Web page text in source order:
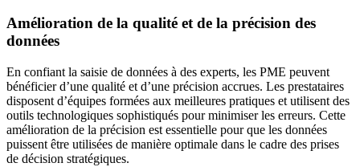
Amélioration de la qualité et de la précision des
données
En confiant la saisie de données à des experts, les PME peuvent
bénéficier d’une qualité et d’une précision accrues. Les prestataires
disposent d’équipes formées aux meilleures pratiques et utilisent des
outils technologiques sophistiqués pour minimiser les erreurs. Cette
amélioration de la précision est essentielle pour que les données
puissent être utilisées de manière optimale dans le cadre des prises
de décision stratégiques.